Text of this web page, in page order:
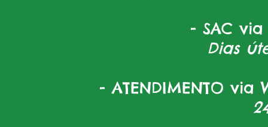
- SAC via
Dias
- ATENDIMENTO via